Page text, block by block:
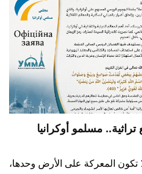
مسلمو أوكرانيا
المعركة على الأرض وحدها،